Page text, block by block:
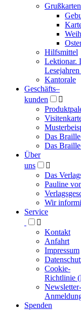
Grußkarten
Hilfsmittel
Lektionar.
Kantorale
Geschäfts­–
kunden

Das
Das
Über
uns

Das
Pauline
Wir
Service

Kontakt
Anfahrt
Impressum
Cookie-
Richtlinie
Newsletter-
Spenden